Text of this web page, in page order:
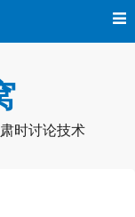
时讨论技术